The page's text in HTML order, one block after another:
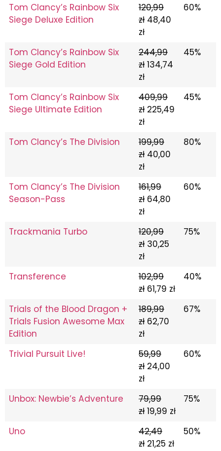
Tom Clancy’s Rainbow Six
Siege Deluxe Edition
120,99
zł 48,40
zł
60%
Tom Clancy’s Rainbow Six
Siege Gold Edition
244,99
zł 134,74
zł
45%
Tom Clancy’s Rainbow Six
Siege Ultimate Edition
409,99
zł 225,49
zł
45%
Tom Clancy’s The Division
199,99
zł 40,00
zł
80%
Tom Clancy’s The Division
Season-Pass
161,99
zł 64,80
zł
60%
Trackmania Turbo
120,99
zł 30,25
zł
75%
Transference
102,99
zł 61,79 zł
40%
Trials of the Blood Dragon +
Trials Fusion Awesome Max
Edition
189,99
zł 62,70
zł
67%
Trivial Pursuit Live!
59,99
zł 24,00
zł
60%
Unbox: Newbie’s Adventure
79,99
zł 19,99 zł
75%
Uno
42,49
zł 21,25 zł
50%